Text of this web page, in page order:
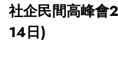
社企民間高峰會
14日)